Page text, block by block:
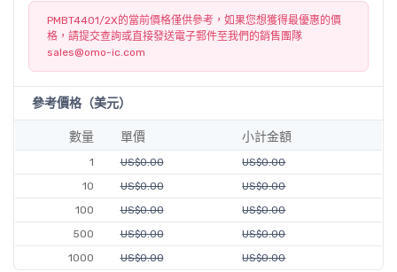
PMBT4401/2X的當前價格僅供參考，如果您想獲得最優惠的價
格，請提交查詢或直接發送電子郵件至我們的銷售團隊
sales@omo-ic.com
參考價格（美元）
數量 單價 小計金額
1 US$0.00
US$0.00
10
US$0.00
US$0.00
100
US$0.00
US$0.00
500
US$0.00
US$0.00
1000
US$0.00 US$0.00